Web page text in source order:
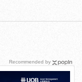
Recommended by